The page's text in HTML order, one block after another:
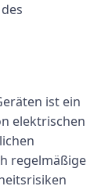
ist ein
elektrischen
regelmäßige